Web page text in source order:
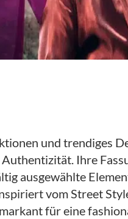
der Marke
und trendiges
Ihre
ausgewählte
vom Street
für eine